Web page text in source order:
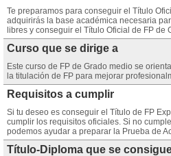
Te preparamos para conseguir el Título
adquirirás la base académica necesaria
libres y conseguir el Título Oficial de FP de
Curso que se dirige a
Este curso de FP de Grado medio se
la titulación de FP para mejorar
Requisitos a cumplir
Si tu deseo es conseguir el Título de FP
cumplir los requisitos oficiales. Si no
podemos ayudar a preparar la Prueba de
Título-Diploma que se